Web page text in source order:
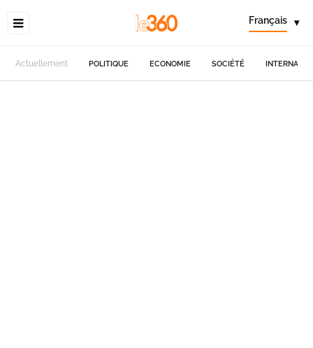
Français ▾
Actuellement POLITIQUE ECONOMIE SOCIÉTÉ